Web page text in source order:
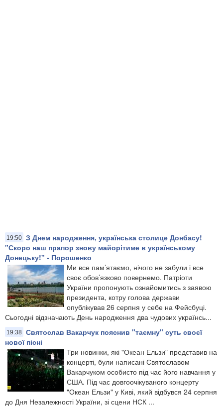
19:50 ​З Днем народження, українська столице Донбасу!
"Скоро наш прапор знову майорітиме в українському
Донецьку!" - Порошенко
Ми все пам’ятаємо, нічого не забули і все
своє обов’язково повернемо. Патріоти
України пропонують ознайомитись з заявою
президента, котру голова держави
опублікував 26 серпня у себе на Фейсбуці.
Сьогодні відзначають День народження два чудових українсь...
19:38 Святослав Вакарчук пояснив "таємну" суть своєї
нової пісні
Три новинки, які "Океан Ельзи" представив на
концерті, були написані Святославом
Вакарчуком особисто під час його навчання у
США. Під час довгоочікуваного концерту
"Океан Ельзи" у Киві, який відбувся 24 серпня
до Дня Незалежності України, зі сцени НСК ...